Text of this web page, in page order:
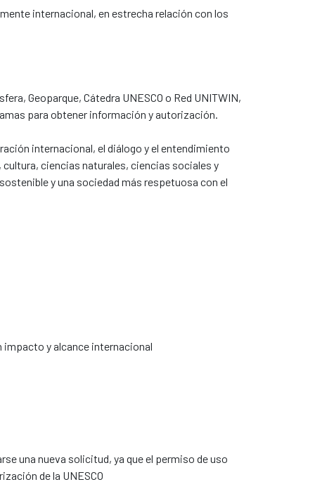
internacional, en estrecha relación con los
Geoparque, Cátedra UNESCO o Red UNITWIN,
para obtener información y autorización.
internacional, el diálogo y el entendimiento
cultura, ciencias naturales, ciencias sociales y
y una sociedad más respetuosa con el
y alcance internacional
una nueva solicitud, ya que el permiso de uso
de la UNESCO